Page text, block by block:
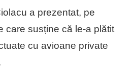
a prezentat, pe
care susține că le-a plătit
cu avioane private